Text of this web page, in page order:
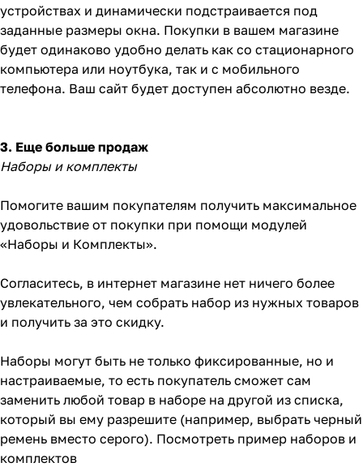
устройствах и динамически подстраивается под
заданные размеры окна. Покупки в вашем магазине
будет одинаково удобно делать как со стационарного
компьютера или ноутбука, так и с мобильного
телефона. Ваш сайт будет доступен абсолютно везде.
3. Еще больше продаж
Наборы и комплекты
Помогите вашим покупателям получить максимальное
удовольствие от покупки при помощи модулей
«Наборы и Комплекты».
Согласитесь, в интернет магазине нет ничего более
увлекательного, чем собрать набор из нужных товаров
и получить за это скидку.
Наборы могут быть не только фиксированные, но и
настраиваемые, то есть покупатель сможет сам
заменить любой товар в наборе на другой из списка,
который вы ему разрешите (например, выбрать черный
ремень вместо серого). Посмотреть пример наборов и
комплектов